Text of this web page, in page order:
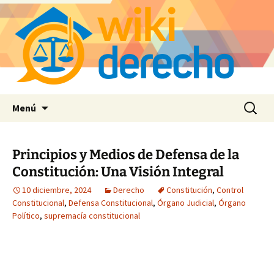
Menú Buscar:
Principios y Medios de Defensa de la
Constitución: Una Visión Integral
10 diciembre, 2024 Derecho Constitución, Control
Constitucional, Defensa Constitucional, Órgano Judicial, Órgano
Político, supremacía constitucional